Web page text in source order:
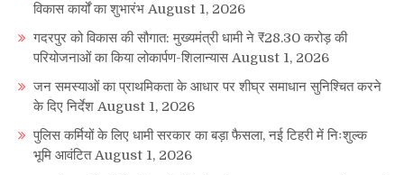
विकास कार्यों का शुभारंभ August 1, 2026
गदरपुर को विकास की सौगात: मुख्यमंत्री धामी ने ₹28.30 करोड़ की
परियोजनाओं का किया लोकार्पण-शिलान्यास August 1, 2026
जन समस्याओं का प्राथमिकता के आधार पर शीघ्र समाधान सुनिश्चित करने
के दिए निर्देश August 1, 2026
पुलिस कर्मियों के लिए धामी सरकार का बड़ा फैसला, नई टिहरी में निःशुल्क
भूमि आवंटित August 1, 2026